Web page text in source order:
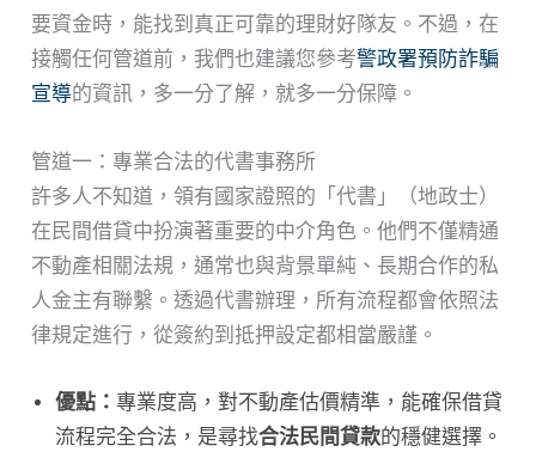
要資金時，能找到真正可靠的理財好隊友。不過，在
接觸任何管道前，我們也建議您參考警政署預防詐騙
宣導的資訊，多一分了解，就多一分保障。
管道一：專業合法的代書事務所
許多人不知道，領有國家證照的「代書」（地政士）
在民間借貸中扮演著重要的中介角色。他們不僅精通
不動產相關法規，通常也與背景單純、長期合作的私
人金主有聯繫。透過代書辦理，所有流程都會依照法
律規定進行，從簽約到抵押設定都相當嚴謹。
優點：專業度高，對不動產估價精準，能確保借貸
流程完全合法，是尋找合法民間貸款的穩健選擇。